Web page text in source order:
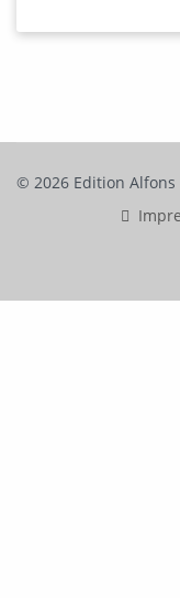
© 2026 Edition